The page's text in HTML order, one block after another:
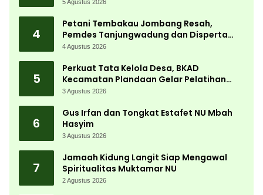
5 Agustus 2026
4
Petani Tembakau Jombang Resah,
Pemdes Tanjungwadung dan Disperta
Bergerak Cepat
4 Agustus 2026
5
Perkuat Tata Kelola Desa, BKAD
Kecamatan Plandaan Gelar Pelatihan
Aparatur Pemdes
3 Agustus 2026
6
Gus Irfan dan Tongkat Estafet NU Mbah
Hasyim
3 Agustus 2026
7
Jamaah Kidung Langit Siap Mengawal
Spiritualitas Muktamar NU
2 Agustus 2026